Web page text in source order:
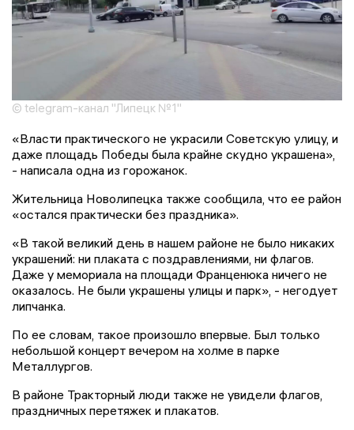
© telegram-канал "Липецк №1"
«Власти практического не украсили Советскую улицу, и
даже площадь Победы была крайне скудно украшена»,
- написала одна из горожанок.
Жительница Новолипецка также сообщила, что ее район
«остался практически без праздника».
«В такой великий день в нашем районе не было никаких
украшений: ни плаката с поздравлениями, ни флагов.
Даже у мемориала на площади Франценюка ничего не
оказалось. Не были украшены улицы и парк», - негодует
липчанка.
По ее словам, такое произошло впервые. Был только
небольшой концерт вечером на холме в парке
Металлургов.
В районе Тракторный люди также не увидели флагов,
праздничных перетяжек и плакатов.